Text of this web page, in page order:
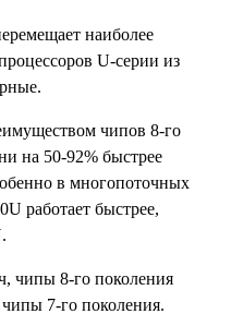
наиболее
U-серии из
чипов 8-го
на 50-92% быстрее
в многопоточных
работает быстрее,
чипы 8-го поколения
7-го поколения.